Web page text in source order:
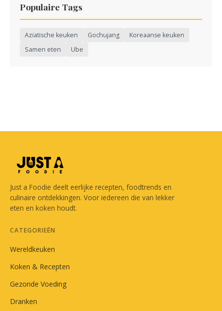
Populaire Tags
Aziatische keuken Gochujang
Koreaanse keuken
Samen eten
Ube
Just a Foodie deelt eerlijke recepten, foodtrends en
culinaire ontdekkingen. Voor iedereen die van lekker
eten en koken houdt.
CATEGORIEËN
Wereldkeuken
Koken & Recepten
Gezonde Voeding
Dranken